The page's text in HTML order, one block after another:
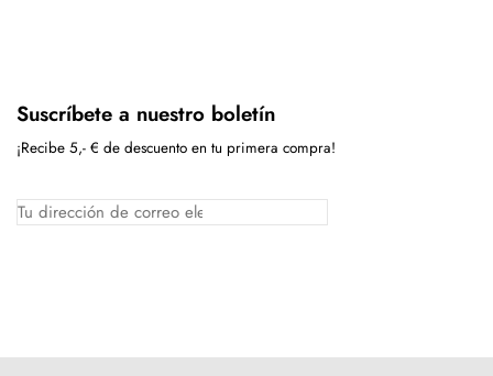
Suscríbete a nuestro boletín
¡Recibe 5,- € de descuento en tu primera compra!